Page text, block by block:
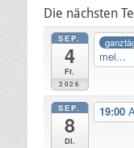
Die nächsten
SEP.
4
Fr.
2026
mei...
SEP.
8
Di.
19:00